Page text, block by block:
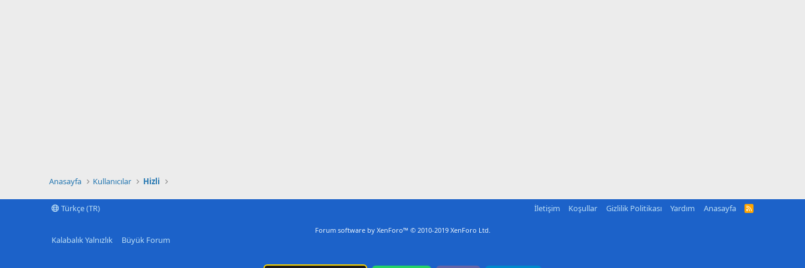
Anasayfa Kullanıcılar Hizli
Türkçe (TR) İletişim Koşullar Gizlilik Politikası Yardım Anasayfa
R
Forum software by XenForo™ © 2010-2019 XenForo Ltd.
Kalabalık Yalnızlık Büyük Forum